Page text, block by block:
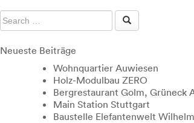
Neueste Beiträge
Wohnquartier Auwiesen
Holz-Modulbau ZERO
Bergrestaurant Golm, Grüneck
Main Station Stuttgart
Baustelle Elefantenwelt